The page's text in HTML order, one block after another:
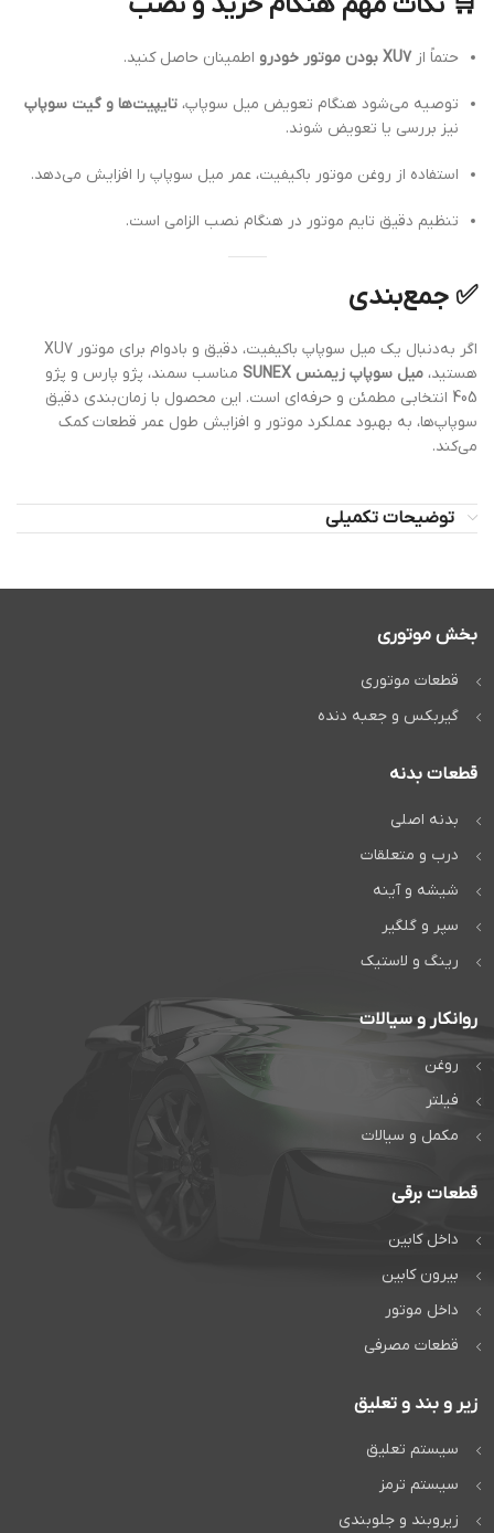
حتماً ازXU7 بودن موتور خودرو اطمینان حاصل کنید.
توصیه می‌شود هنگام تعویض میل سوپاپ، تایپیت‌ها و گیت سوپاپ
نیز بررسی یا تعویض شوند.
استفاده از روغن موتور باکیفیت، عمر میل سوپاپ را افزایش می‌دهد.
تنظیم دقیق تایم موتور در هنگام نصب الزامی است.
✅جمع‌بندی
اگر به‌دنبال یک میل سوپاپ باکیفیت، دقیق و بادوام برای موتور XU7
هستید، میل سوپاپ زیمنس SUNEX
مناسب سمند، پژو پارس و پژو
405 انتخابی مطمئن و حرفه‌ای است. این محصول با زمان‌بندی دقیق
سوپاپ‌ها، به بهبود عملکرد موتور و افزایش طول عمر قطعات کمک
می‌کند.
توضیحات تکمیلی
بخش موتوری
قطعات موتوری
گیربکس و جعبه دنده
قطعات بدنه
بدنه اصلی
درب و متعلقات
شیشه و آینه
سپر و گلگیر
رینگ و لاستیک
روانکار و سیالات
روغن
فیلتر
مکمل و سیالات
قطعات برقی
داخل کابین
بیرون کابین
داخل موتور
قطعات مصرفی
زیر و بند و تعلیق
سیستم تعلیق
سیستم ترمز
زیروبند و جلوبندی